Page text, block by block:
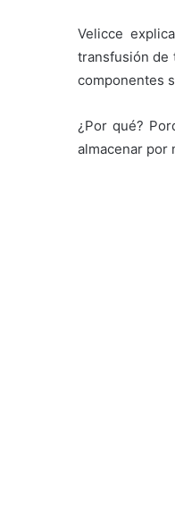
Velicce
transfusión de
componentes
¿Por qué?
almacenar por